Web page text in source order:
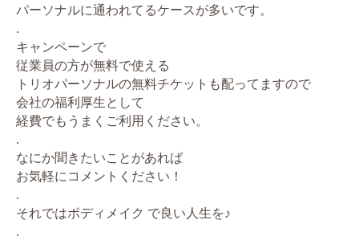
パーソナルに通われてるケースが多いです。
.
キャンペーンで
従業員の方が無料で使える
トリオパーソナルの無料チケットも配ってますので
会社の福利厚生として
経費でもうまくご利用ください。
.
なにか聞きたいことがあれば
お気軽にコメントください！
.
それではボディメイク で良い人生を♪
.